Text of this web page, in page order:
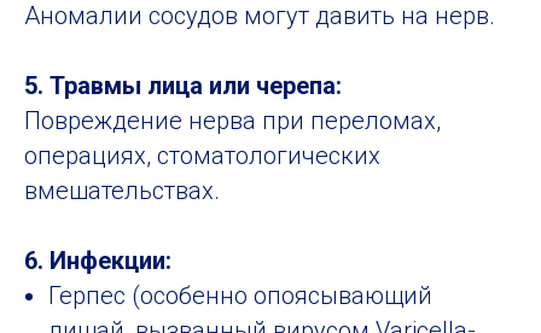
Аномалии сосудов могут давить на нерв.
5. Травмы лица или черепа:
Повреждение нерва при переломах,
операциях, стоматологических
вмешательствах.
6. Инфекции:
Герпес (особенно опоясывающий